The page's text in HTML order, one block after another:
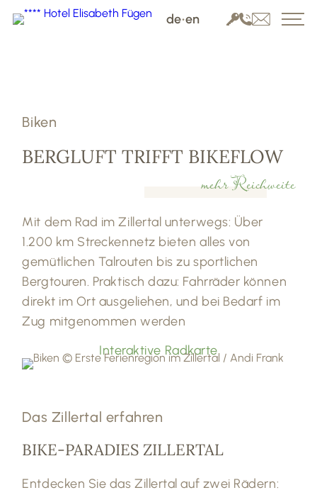
de•en
Biken
BERGLUFT TRIFFT BIKEFLOW
mehr Reichweite
Mit dem Rad im Zillertal unterwegs: Über
1.200 km Streckennetz bieten alles von
gemütlichen Talrouten bis zu sportlichen
Bergtouren. Praktisch dazu: Fahrräder können
direkt im Ort ausgeliehen, und bei Bedarf im
Zug mitgenommen werden
Interaktive Radkarte
Das Zillertal erfahren
BIKE-PARADIES ZILLERTAL
Entdecken Sie das Zillertal auf zwei Rädern: